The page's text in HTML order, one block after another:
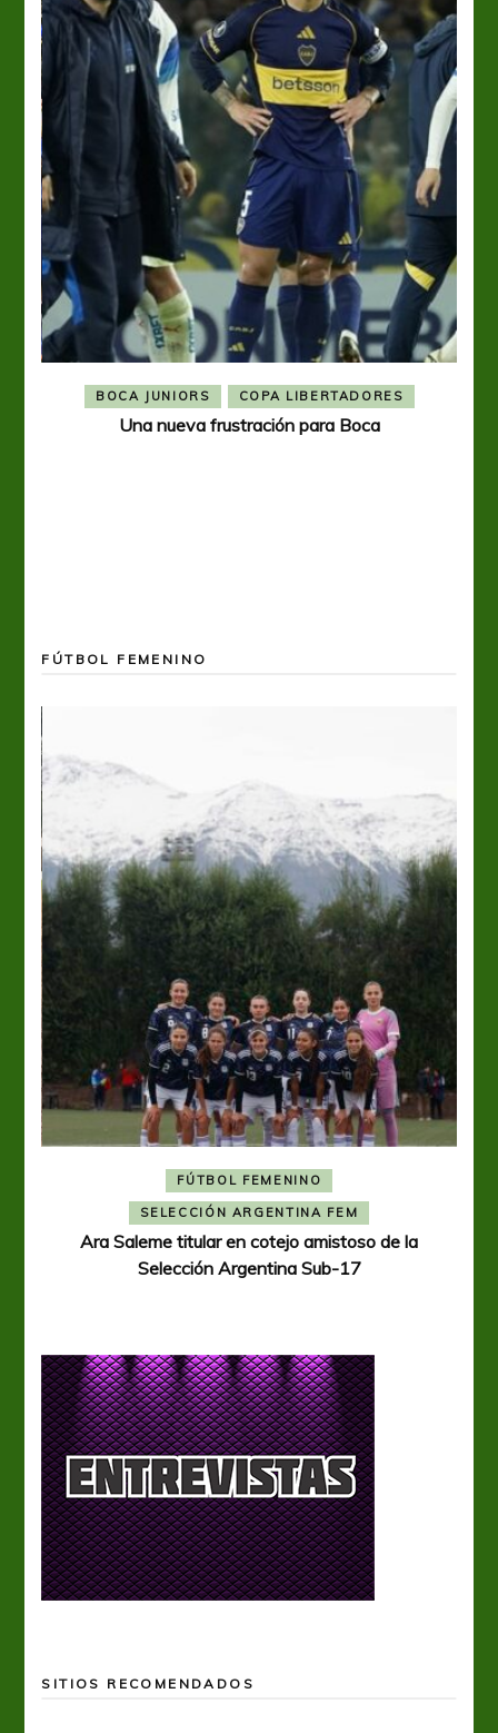
BOCA JUNIORS COPA LIBERTADORES
Una nueva frustración para Boca
FÚTBOL FEMENINO
FÚTBOL FEMENINO
SELECCIÓN ARGENTINA FEM
Ara Saleme titular en cotejo amistoso de la
Selección Argentina Sub-17
SITIOS RECOMENDADOS